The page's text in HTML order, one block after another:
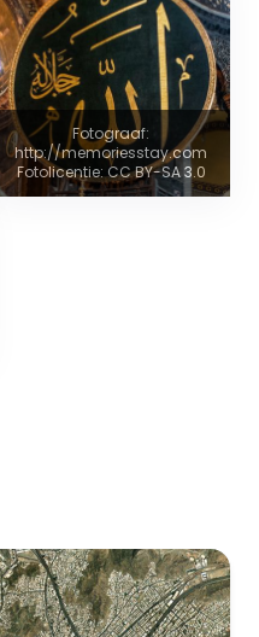
Fotograaf:
http://memoriesstay.com
Fotolicentie: CC BY-SA 3.0